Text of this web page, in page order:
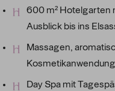
600 m² Hotelgarten
Ausblick bis ins
Massagen,
Day Spa mit